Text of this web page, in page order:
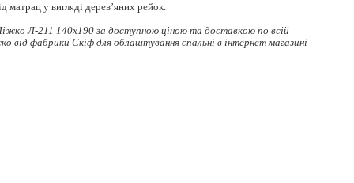
матрац у вигляді дерев’яних рейок.
Л-211 140x190 за доступною ціною та доставкою по всій
від фабрики Скіф для облаштування спальні в інтернет магазині